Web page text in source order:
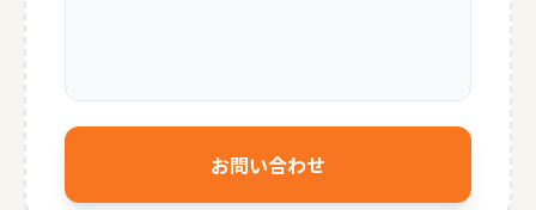
お問い合わせ